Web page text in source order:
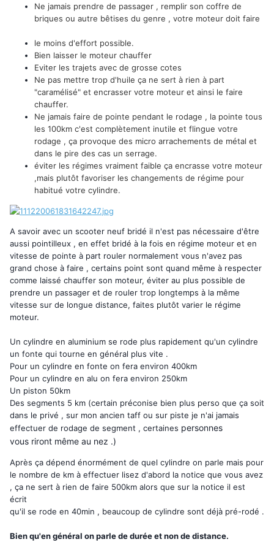
Ne jamais prendre de passager , remplir son coffre de
briques ou autre bêtises du genre , votre moteur doit faire
le moins d'effort possible.
Bien laisser le moteur chauffer
Eviter les trajets avec de grosse cotes
Ne pas mettre trop d'huile ça ne sert à rien à part
"caramélisé" et encrasser votre moteur et ainsi le faire
chauffer.
Ne jamais faire de pointe pendant le rodage , la pointe tous
les 100km c'est complètement inutile et flingue votre
rodage , ça provoque des micro arrachements de métal et
dans le pire des cas un serrage.
éviter les régimes vraiment faible ça encrasse votre moteur
,mais plutôt favoriser les changements de régime pour
habitué votre cylindre.
A savoir avec un scooter neuf bridé il n'est pas nécessaire d'être
aussi pointilleux , en effet bridé à la fois en régime moteur et en
vitesse de pointe à part rouler normalement vous n'avez pas
grand chose à faire , certains point sont quand même à respecter
comme laissé chauffer son moteur, éviter au plus possible de
prendre un passager et de rouler trop longtemps à la même
vitesse sur de longue distance, faites plutôt varier le régime
moteur.
Un cylindre en aluminium se rode plus rapidement qu'un cylindre
un fonte qui tourne en général plus vite .
Pour un cylindre en fonte on fera environ 400km
Pour un cylindre en alu on fera environ 250km
Un piston 50km
Des segments 5 km (certain préconise bien plus perso que ça soit
dans le privé , sur mon ancien taff ou sur piste je n'ai jamais
effectuer de rodage de segment , certaines personnes
vous riront même au nez .)
Après ça dépend énormément de quel cylindre on parle mais pour
le nombre de km à effectuer lisez d'abord la notice que vous avez
, ça ne sert à rien de faire 500km alors que sur la notice il est
écrit
qu'il se rode en 40min , beaucoup de cylindre sont déjà pré-rodé .
Bien qu'en général on parle de durée et non de distance.